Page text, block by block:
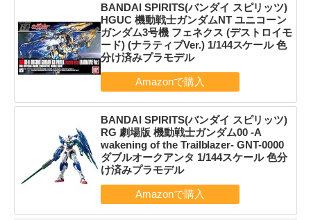
BANDAI SPIRITS(バンダイ スピリッツ)
HGUC 機動戦士ガンダムNT ユニコーン
ガンダム3号機 フェネクス (デストロイモ
ード) (ナラティブVer.) 1/144スケール 色
分け済みプラモデル
BANDAI SPIRITS(バンダイ スピリッツ)
RG 劇場版 機動戦士ガンダム00 -A
wakening of the Trailblazer- GNT-0000
ダブルオークアンタ 1/144スケール 色分
け済みプラモデル